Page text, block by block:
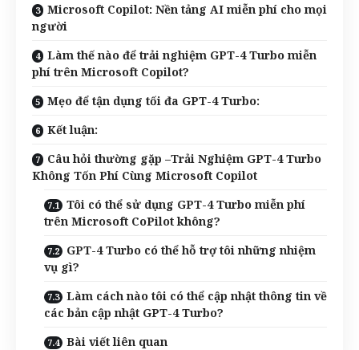
Microsoft Copilot: Nền tảng AI miễn phí cho mọi
người
Làm thế nào để trải nghiệm GPT-4 Turbo miễn
phí trên Microsoft Copilot?
Mẹo để tận dụng tối đa GPT-4 Turbo:
Kết luận:
Câu hỏi thường gặp –Trải Nghiệm GPT-4 Turbo
Không Tốn Phí Cùng Microsoft Copilot
Tôi có thể sử dụng GPT-4 Turbo miễn phí
trên Microsoft CoPilot không?
GPT-4 Turbo có thể hỗ trợ tôi những nhiệm
vụ gì?
Làm cách nào tôi có thể cập nhật thông tin về
các bản cập nhật GPT-4 Turbo?
Bài viết liên quan